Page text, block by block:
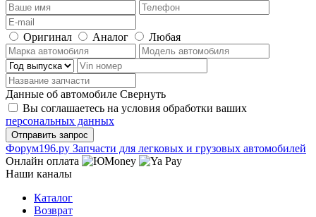
Оригинал Аналог Любая
Данные об автомобиле Свернуть
Вы соглашаетесь на условия обработки ваших
персональных данных
Фoрум196.ру Запчасти для легковых и грузовых автомобилей
Онлайн оплата
Наши каналы
Каталог
Возврат